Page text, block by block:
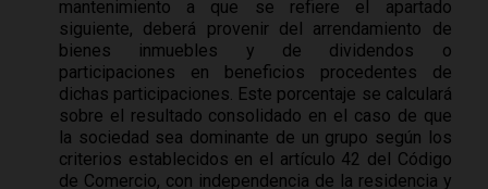
mantenimiento a que se refiere el apartado
siguiente, deberá provenir del arrendamiento de
bienes inmuebles y de dividendos o
participaciones en beneficios procedentes de
dichas participaciones. Este porcentaje se calculará
sobre el resultado consolidado en el caso de que
la sociedad sea dominante de un grupo según los
criterios establecidos en el artículo 42 del Código
de Comercio, con independencia de la residencia y